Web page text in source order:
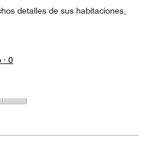
detalles de sus habitaciones,
· 0